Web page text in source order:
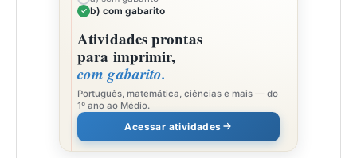
b) com gabarito
Atividades prontas
para imprimir,
com gabarito.
Português, matemática, ciências e mais — do
1º ano ao Médio.
Acessar atividades